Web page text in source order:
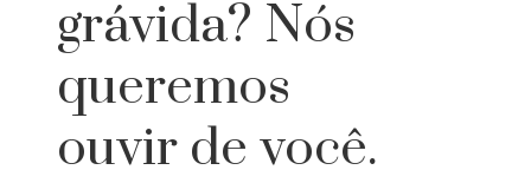
grávida? Nós
queremos
ouvir de você.